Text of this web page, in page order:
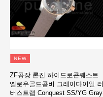
NEW
ZF공장 론진 하이드로콘퀘스트
옐로우골드콤비 그레이다이얼 러
버스트랩 Conquest SS/YG Gray